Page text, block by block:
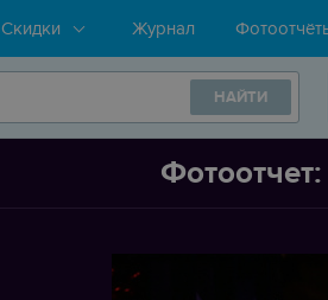
Скидки Журнал
НАЙТИ